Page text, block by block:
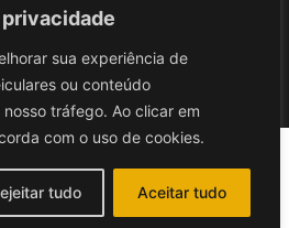
sua experiência de
ou conteúdo
tráfego. Ao clicar em
com o uso de cookies.
tudo Aceitar tudo
Barichello
poriv3